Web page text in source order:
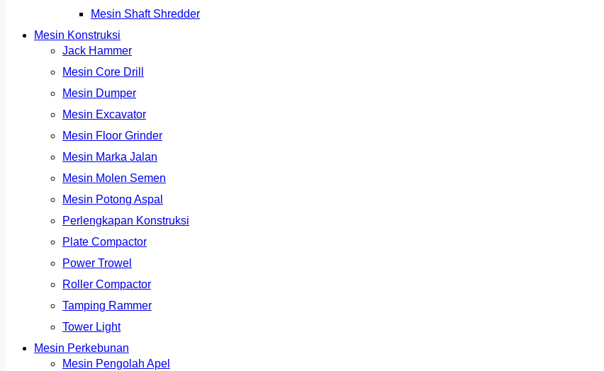
Mesin Shaft Shredder
Mesin Konstruksi
Jack Hammer
Mesin Core Drill
Mesin Dumper
Mesin Excavator
Mesin Floor Grinder
Mesin Marka Jalan
Mesin Molen Semen
Mesin Potong Aspal
Perlengkapan Konstruksi
Plate Compactor
Power Trowel
Roller Compactor
Tamping Rammer
Tower Light
Mesin Perkebunan
Mesin Pengolah Apel